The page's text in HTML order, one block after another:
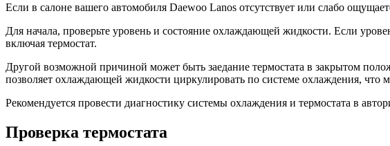
Если в салоне вашего автомобиля Daewoo Lanos отсутствует или слабо
Для начала, проверьте уровень и состояние охлаждающей жидкости. Если
включая термостат.
Другой возможной причиной может быть заедание термостата в закрытом
позволяет охлаждающей жидкости циркулировать по системе охлаждения, что
Рекомендуется провести диагностику системы охлаждения и термостата в
Проверка термостата